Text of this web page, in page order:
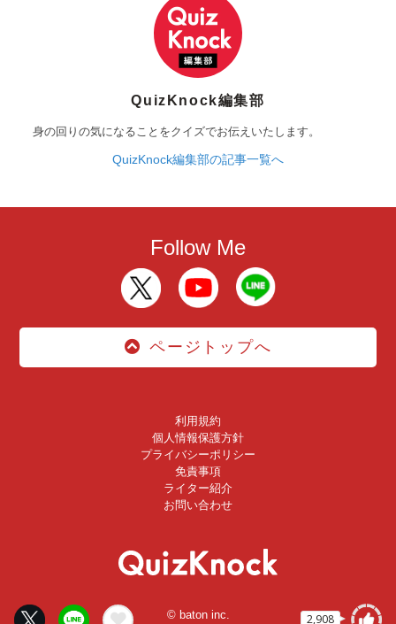
2,908
QuizKnock編集部
身の回りの気になることをクイズでお伝えいたします。
QuizKnock編集部の記事一覧へ
Follow Me
ページトップへ
利用規約
個人情報保護方針
プライバシーポリシー
免責事項
ライター紹介
お問い合わせ
© baton inc.